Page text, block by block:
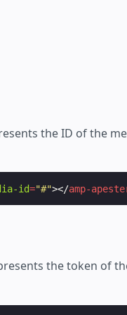
the ID of the
id="#"></amp-
the token of